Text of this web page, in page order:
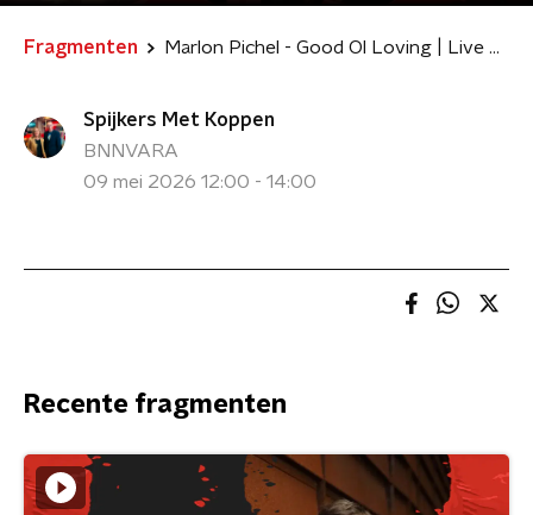
Fragmenten Marlon Pichel - Good Ol Loving | Live bij Spijkers Met Koppen
Spijkers Met Koppen
BNNVARA
09 mei 2026 12:00 - 14:00
Recente fragmenten